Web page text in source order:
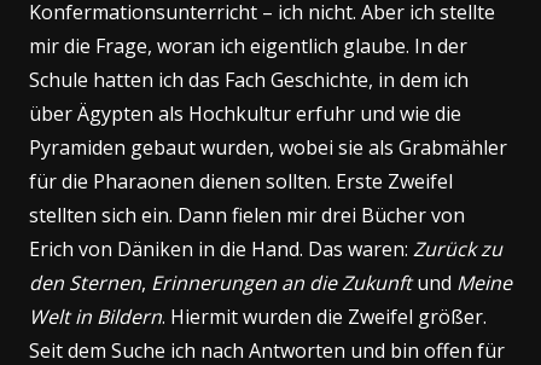
Konfermationsunterricht – ich nicht. Aber ich stellte
mir die Frage, woran ich eigentlich glaube. In der
Schule hatten ich das Fach Geschichte, in dem ich
über Ägypten als Hochkultur erfuhr und wie die
Pyramiden gebaut wurden, wobei sie als Grabmähler
für die Pharaonen dienen sollten. Erste Zweifel
stellten sich ein. Dann fielen mir drei Bücher von
Erich von Däniken in die Hand. Das waren: Zurück zu
den Sternen, Erinnerungen an die Zukunftund Meine
Welt in Bildern. Hiermit wurden die Zweifel größer.
Seit dem Suche ich nach Antworten und bin offen für